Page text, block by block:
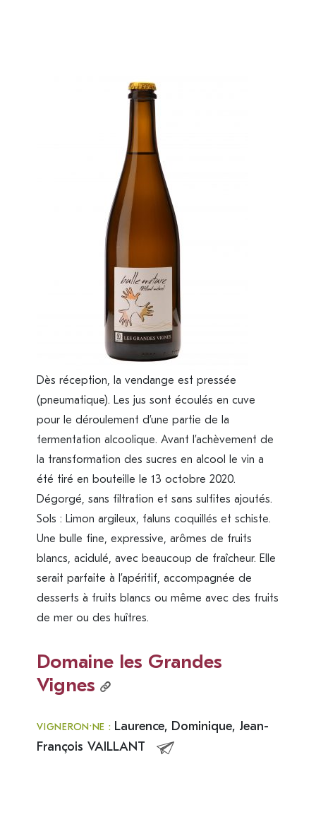
Dès réception, la vendange est pressée
(pneumatique). Les jus sont écoulés en cuve
pour le déroulement d’une partie de la
fermentation alcoolique. Avant l’achèvement de
la transformation des sucres en alcool le vin a
été tiré en bouteille le 13 octobre 2020.
Dégorgé, sans filtration et sans sulfites ajoutés.
Sols : Limon argileux, faluns coquillés et schiste.
Une bulle fine, expressive, arômes de fruits
blancs, acidulé, avec beaucoup de fraîcheur. Elle
serait parfaite à l’apéritif, accompagnée de
desserts à fruits blancs ou même avec des fruits
de mer ou des huîtres.
Domaine les Grandes
Vignes
VIGNERON·NE : Laurence, Dominique, Jean-
François VAILLANT